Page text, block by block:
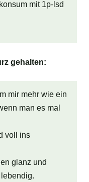
mit 1p-lsd
gehalten:
mir mehr wie ein
man es mal
voll ins
glanz und